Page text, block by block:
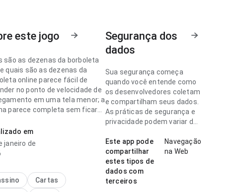
este jogo
são as dezenas da borboleta
quais são as dezenas da
online parece fácil de
no ponto de velocidade de
em uma tela menor; a
parece completa sem ficar
melhor que algo
de carregamento ao
detalhes; a interface não
em
janeiro de
Cartas
Segurança dos
dados
Sua segurança começa
quando você entende como
os desenvolvedores coletam
e compartilham seus dados.
As práticas de segurança e
privacidade podem variar de
a idade.
Este app pode
compartilhar
estes tipos de
dados com
terceiros
Navegação
na Web